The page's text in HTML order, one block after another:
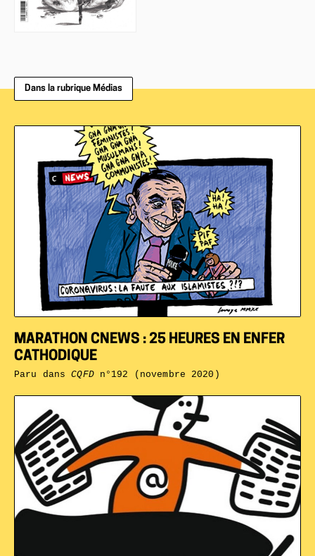
Dans la rubrique Médias
MARATHON CNEWS : 25 HEURES EN ENFER
CATHODIQUE
Paru dansCQFDn°192 (novembre 2020)